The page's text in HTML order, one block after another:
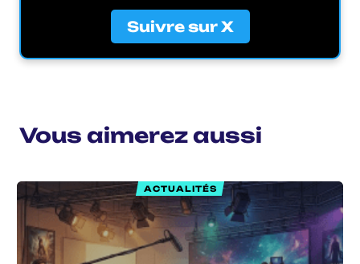
Suivre sur X
Vous aimerez aussi
ACTUALITÉS